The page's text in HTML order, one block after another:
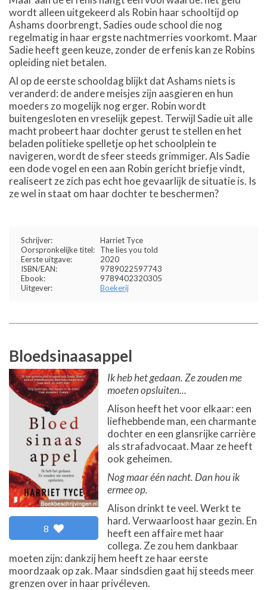
wordt alleen uitgekeerd als Robin haar schooltijd op
Ashams doorbrengt, Sadies oude school die nog
regelmatig in haar ergste nachtmerries voorkomt. Maar
Sadie heeft geen keuze, zonder de erfenis kan ze Robins
opleiding niet betalen.
Al op de eerste schooldag blijkt dat Ashams niets is
veranderd: de andere meisjes zijn aasgieren en hun
moeders zo mogelijk nog erger. Robin wordt
buitengesloten en vreselijk gepest. Terwijl Sadie uit alle
macht probeert haar dochter gerust te stellen en het
beladen politieke spelletje op het schoolplein te
navigeren, wordt de sfeer steeds grimmiger. Als Sadie
een dode vogel en een aan Robin gericht briefje vindt,
realiseert ze zich pas echt hoe gevaarlijk de situatie is. Is
ze wel in staat om haar dochter te beschermen?
Schrijver:
Harriet Tyce
Oorspronkelijke titel:
The lies you told
Eerste uitgave:
2020
ISBN/EAN:
9789022597743
Ebook:
9789402320305
Uitgever:
Boekerij
Bloedsinaasappel
8
Ik heb het gedaan. Ze zouden me
moeten opsluiten...
Alison heeft het voor elkaar: een
liefhebbende man, een charmante
dochter en een glansrijke carrière
als strafadvocaat. Maar ze heeft
ook geheimen.
Nog maar één nacht. Dan hou ik
ermee op.
Alison drinkt te veel. Werkt te
hard. Verwaarloost haar gezin. En
heeft een affaire met haar
collega. Ze zou hem dankbaar
moeten zijn: dankzij hem heeft ze haar eerste
moordzaak op zak. Maar sindsdien gaat hij steeds meer
grenzen over in haar privéleven.